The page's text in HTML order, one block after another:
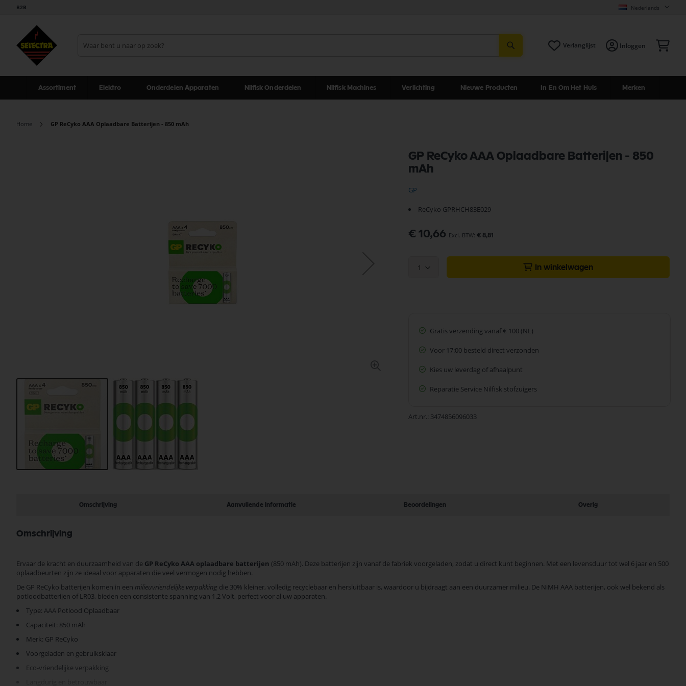
B2B Nederlands
Verlanglijst Inloggen
Assortiment Elektro Onderdelen Apparaten Nilfisk Onderdelen Nilfisk Machines Verlichting Nieuwe Producten In En Om Het Huis Merken
Home GP ReCyko AAA Oplaadbare Batterijen - 850 mAh
GP ReCyko AAA Oplaadbare Batterijen - 850
mAh
GP
ReCyko GPRHCH83E029
€ 10,66 € 8,81
1 In winkelwagen
Gratis verzending vanaf € 100 (NL)
Voor 17:00 besteld direct verzonden
Kies uw leverdag of afhaalpunt
Reparatie Service Nilfisk stofzuigers
Art.nr. 3474856096033
afbeeldingen-
gallerij
Omschrijving Aanvullende informatie Beoordelingen Overig
Omschrijving
Ervaar de kracht en duurzaamheid van de GP ReCyko AAA oplaadbare batterijen (850 mAh). Deze batterijen zijn vanaf de fabriek voorgeladen, zodat u direct kunt beginnen. Met een levensduur tot wel 6 jaar en 500
oplaadbeurten zijn ze ideaal voor apparaten die veel vermogen nodig hebben.
De GP ReCyko batterijen komen in een milieuvriendelijke verpakking die 30% kleiner, volledig recyclebaar en hersluitbaar is, waardoor u bijdraagt aan een duurzamer milieu. De NiMH AAA batterijen, ook wel bekend als
potloodbatterijen of LR03, bieden een consistente spanning van 1.2 Volt, perfect voor al uw apparaten.
Type: AAA Potlood Oplaadbaar
Capaciteit: 850 mAh
Merk: GP ReCyko
Voorgeladen en gebruiksklaar
Eco-vriendelijke verpakking